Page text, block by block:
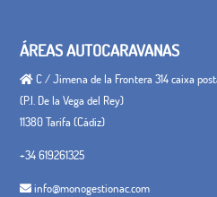
ÁREAS AUTOCARAVANAS
C / Jimena de la Frontera 314 caixa
(P.I. De la Vega del Rey)
11380 Tarifa (Cádiz)
+34 619261325
info@monogestionac.com